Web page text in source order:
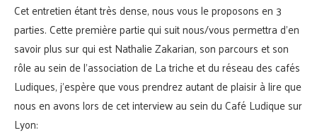
Cet entretien étant très dense, nous vous le proposons en 3
parties. Cette première partie qui suit nous/vous permettra d’en
savoir plus sur qui est Nathalie Zakarian, son parcours et son
rôle au sein de l’association de La triche et du réseau des cafés
Ludiques, j’espère que vous prendrez autant de plaisir à lire que
nous en avons lors de cet interview au sein du Café Ludique sur
Lyon: